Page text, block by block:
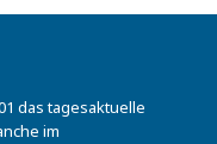
das tagesaktuelle
im